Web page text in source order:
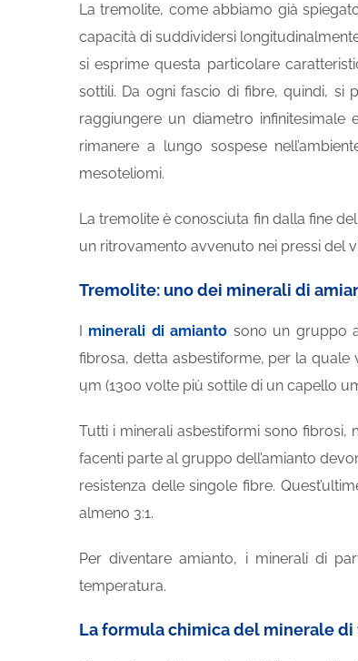
La tremolite, come abbiamo già
capacità di suddividersi
si esprime questa particolare
sottili. Da ogni fascio di fibre, quindi, si
raggiungere un diametro
rimanere a lungo sospese
mesoteliomi.
La tremolite è conosciuta fin dalla fine
un ritrovamento avvenuto nei pressi del
Tremolite: uno dei minerali di
minerali di amianto sono un gruppo
fibrosa, detta asbestiforme, per la quale
ųm (1300 volte più sottile di un capello
Tutti i minerali asbestiformi sono fibrosi,
facenti parte al gruppo dell’amianto
resistenza delle singole fibre.
almeno 3:1.
Per diventare amianto, i minerali di
temperatura.
La formula chimica del minerale